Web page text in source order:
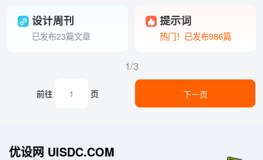
设计周刊
已发布23篇文章
提示词
热门！已发布986篇
1/3
前往 页 下一页
优设网 UISDC.COM